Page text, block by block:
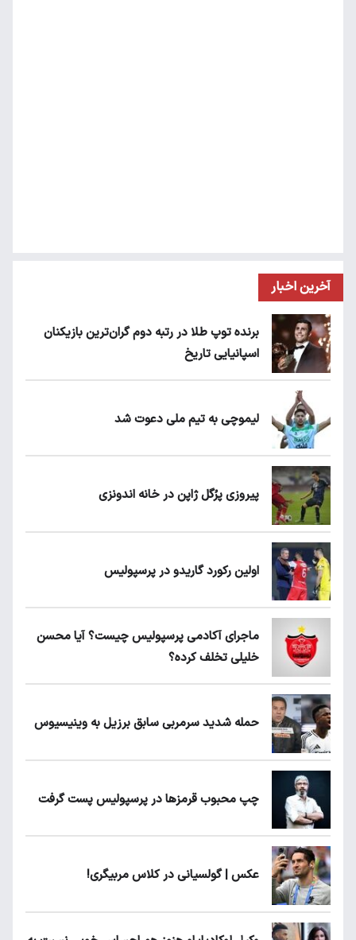
آخرین اخبار
برنده توپ طلا در رتبه دوم گران‌ترین بازیکنان
اسپانیایی تاریخ
لیموچی به تیم ملی دعوت شد
پیروزی پرُگل ژاپن در خانه اندونزی
اولین رکورد گاریدو در پرسپولیس
ماجرای آکادمی پرسپولیس چیست؟ آیا محسن
خلیلی تخلف کرده؟
حمله شدید سرمربی سابق برزیل به وینیسیوس
چپ محبوب قرمزها در پرسپولیس پست گرفت
عکس | گولسیانی در کلاس مربیگری!